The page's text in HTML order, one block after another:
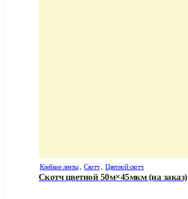
Клейкие ленты, Скотч , Цветной скотч
Скотч цветной 50м×45мкм (на заказ)